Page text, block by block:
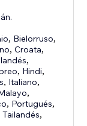
, Bielorruso,
,Croata,
,
, Hindi,
, Italiano,
,
, Portugués,
Tailandés,